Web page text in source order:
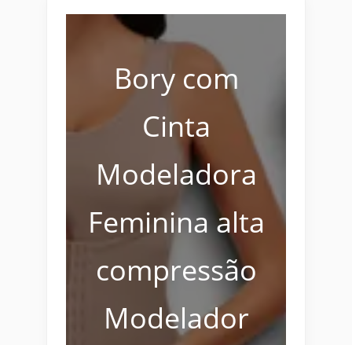
Bory com
Cinta
Modeladora
Feminina alta
compressão
Modelador